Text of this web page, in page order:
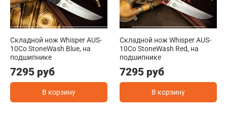
Складной нож Whisper AUS-
10Co StoneWash Blue, на
подшипнике
7295 руб
В корзину
Складной нож Whisper AUS-
10Co StoneWash Red, на
подшипнике
7295 руб
В корзину